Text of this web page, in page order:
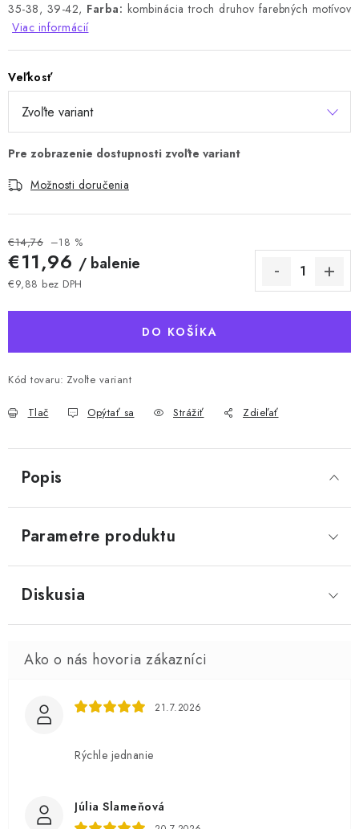
35-38, 39-42, Farba: kombinácia troch druhov farebných motívov
Viac informácií
Veľkosť
Možnosti doručenia
€14,76 –18 %
€11,96 / balenie
€9,88 bez DPH
DO KOŠÍKA
Kód tovaru: Zvoľte variant
Tlač Opýtať sa Strážiť Zdieľať
Popis
Parametre produktu
Diskusia
21.7.2026
Rýchle jednanie
Júlia Slameňová